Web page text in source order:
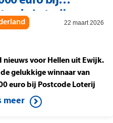
Loterij
22 maart 2026
nieuws voor Hellen uit Ewijk.
gelukkige winnaar van
euro bij Postcode Loterij
Ze speelt de halve
tegen Berteld uit Gorssel en
meer